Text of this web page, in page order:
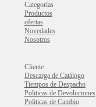
Categorías
Productos
ofertas
Novedades
Nosotros
Cliente
Descarga de Catálogo
Tiempos de Despacho
Politicas de Devoluciones
Politicas de Cambio